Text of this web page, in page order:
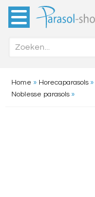
Home » Horecaparasols»
Noblesse parasols»